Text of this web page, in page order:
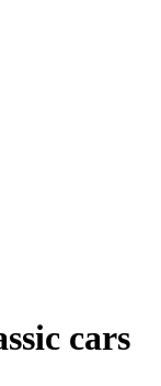
cars